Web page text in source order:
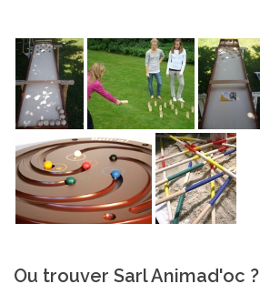
Ou trouver Sarl Animad'oc ?